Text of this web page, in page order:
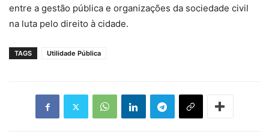
entre a gestão pública e organizações da sociedade civil
na luta pelo direito à cidade.
TAGS Utilidade Pública